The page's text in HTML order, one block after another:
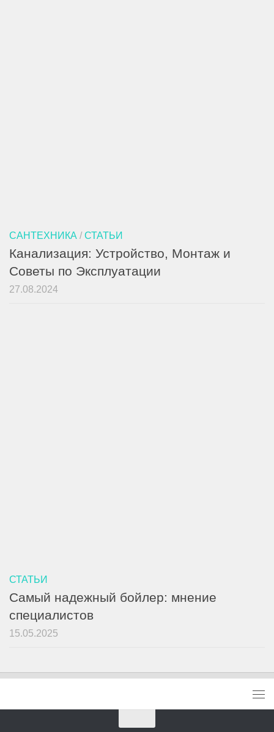
САНТЕХНИКА / СТАТЬИ
Канализация: Устройство, Монтаж и
Советы по Эксплуатации
27.08.2024
СТАТЬИ
Самый надежный бойлер: мнение
специалистов
15.05.2025